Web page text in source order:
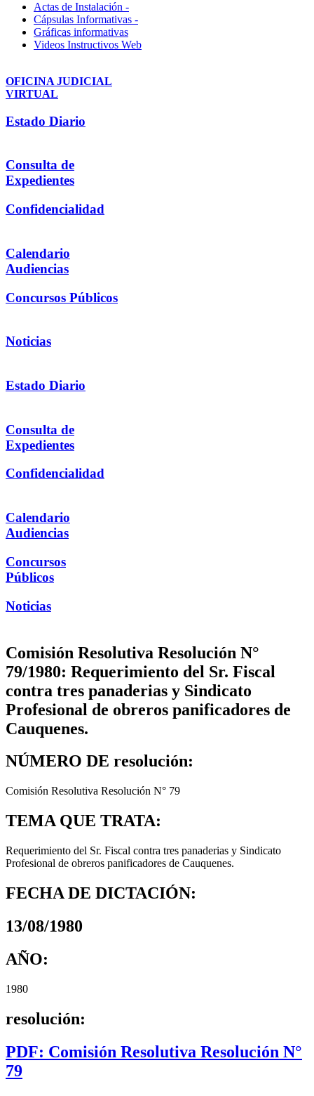
Actas de Instalación -
Cápsulas Informativas -
Gráficas informativas
Videos Instructivos Web
OFICINA JUDICIAL
VIRTUAL
Estado Diario
Consulta de
Expedientes
Confidencialidad
Calendario
Audiencias
Concursos Públicos
Noticias
Estado Diario
Consulta de
Expedientes
Confidencialidad
Calendario
Audiencias
Concursos
Públicos
Noticias
Comisión Resolutiva Resolución N°
79/1980: Requerimiento del Sr. Fiscal
contra tres panaderias y Sindicato
Profesional de obreros panificadores de
Cauquenes.
NÚMERO DE resolución:
Comisión Resolutiva Resolución N° 79
TEMA QUE TRATA:
Requerimiento del Sr. Fiscal contra tres panaderias y Sindicato
Profesional de obreros panificadores de Cauquenes.
FECHA DE DICTACIÓN:
13/08/1980
AÑO:
1980
resolución:
PDF: Comisión Resolutiva Resolución N°
79